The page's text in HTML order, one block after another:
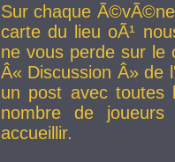
Sur chaque
carte du lieu oÃ¹
ne vous perde sur le
Â« Discussion Â» de
un post avec toutes
nombre de
accueillir.